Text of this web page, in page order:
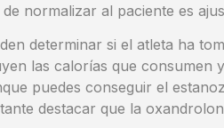
normalizar al paciente es
determinar si el atleta ha
las calorías que
puedes conseguir el
destacar que la